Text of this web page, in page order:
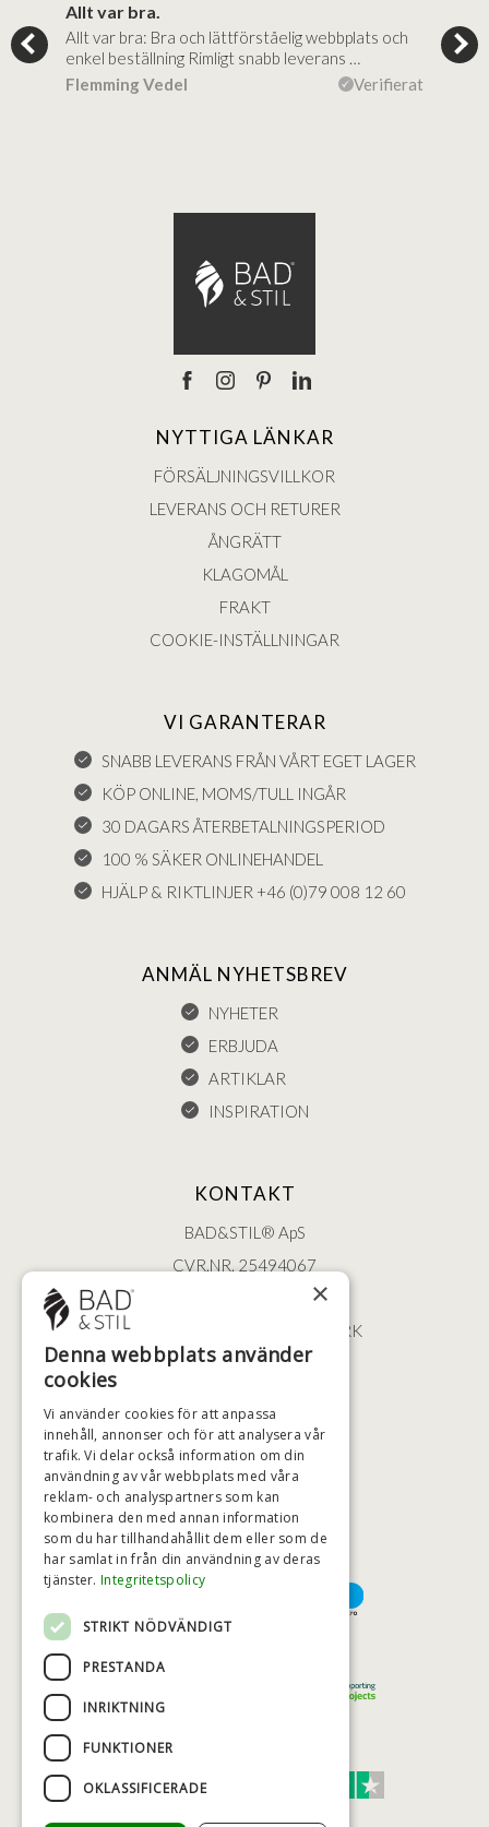
Allt var bra.
Allt var bra: Bra och lättförståelig webbplats och
enkel beställning Rimligt snabb leverans …
Flemming Vedel
Verifierat
Jag
NYTTIGA LÄNKAR
FÖRSÄLJNINGSVILLKOR
LEVERANS OCH RETURER
ÅNGRÄTT
KLAGOMÅL
FRAKT
COOKIE-INSTÄLLNINGAR
VI GARANTERAR
SNABB LEVERANS FRÅN VÅRT EGET LAGER
KÖP ONLINE, MOMS/TULL INGÅR
30 DAGARS ÅTERBETALNINGSPERIOD
100 % SÄKER ONLINEHANDEL
HJÄLP & RIKTLINJER +46 (0)79 008 12 60
ANMÄL NYHETSBREV
NYHETER
ERBJUDA
ARTIKLAR
INSPIRATION
KONTAKT
BAD&STIL® ApS
CVR.NR. 25494067
ØSTERBROGADE 202
2100 KØBENHAVN • DANMARK
+46 (0)79 008 12 60
HÖGSTA KREDITVÄRDIGHET
BETALNINGSALTERNATIV
×
Denna webbplats använder
cookies
Vi använder cookies för att anpassa
innehåll, annonser och för att analysera vår
trafik. Vi delar också information om din
användning av vår webbplats med våra
reklam- och analyspartners som kan
kombinera den med annan information
som du har tillhandahållit dem eller som de
har samlat in från din användning av deras
tjänster. Integritetspolicy
STRIKT NÖDVÄNDIGT
PRESTANDA
INRIKTNING
FUNKTIONER
OKLASSIFICERADE